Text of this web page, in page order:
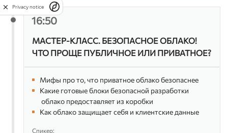
16:50
МАСТЕР-КЛАСС. БЕЗОПАСНОЕ ОБЛАКО!
ЧТО ПРОЩЕ ПУБЛИЧНОЕ ИЛИ ПРИВАТНОЕ?
Мифы про то, что приватное облако безопаснее
Какие готовые блоки безопасной разработки
облако предоставляет из коробки
Как облако защищает себя и клиентские данные
Спикер:
Privacy notice